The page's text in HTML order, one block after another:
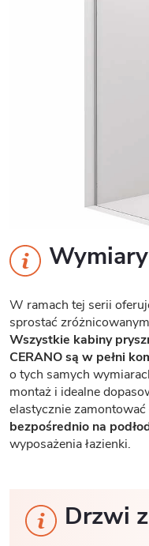
W ramach tej serii
sprostać
Wszystkie kabiny
CERANO są w pełni
o tych samych
montaż i idealne
elastycznie zamontować
bezpośrednio na
wyposażenia łazienki.
Drzwi